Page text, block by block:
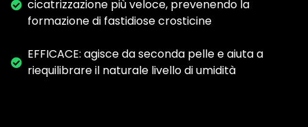
cicatrizzazione più veloce, prevenendo la
formazione di fastidiose crosticine
EFFICACE: agisce da seconda pelle e aiuta a
riequilibrare il naturale livello di umidità